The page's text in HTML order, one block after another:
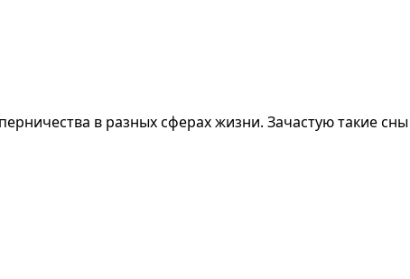
в разных сферах жизни. Зачастую такие